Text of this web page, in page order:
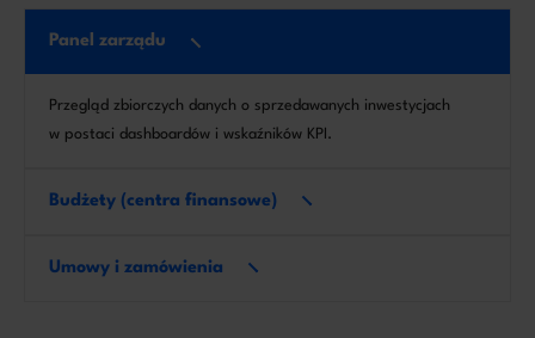
Panel zarządu
Przegląd zbiorczych danych o sprzedawanych inwestycjach
w postaci dashboardów i wskaźników KPI.
Budżety (centra finansowe)
Umowy i zamówienia